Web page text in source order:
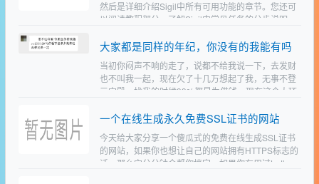
然后是详细介绍Sigil中所有可用功能的章节。您还可
以阅读教程部分，了解Sigil中常见任务的分步说明，
大家都是同样的年纪，你没有的我能有吗
当初你闷声不响的走了，说都不给我说一下，去发财
也不叫我一起，现在欠了十几万想起了我，无事不登
三宝殿，找我的时候99%都是为借钱，现在这个大环
条，你那么多兄弟…
一个在线生成永久免费SSL证书的网站
今天给大家分享一个傻瓜式的免费在线生成SSL证书
的网站，如果你也想让自己的网站拥有HTTPS标志的
话，那么它分分钟会帮你搞定。如果你有用过Let's